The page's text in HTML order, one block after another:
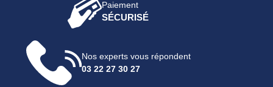
Paiement
SÉCURISÉ
Nos experts vous répondent
03 22 27 30 27